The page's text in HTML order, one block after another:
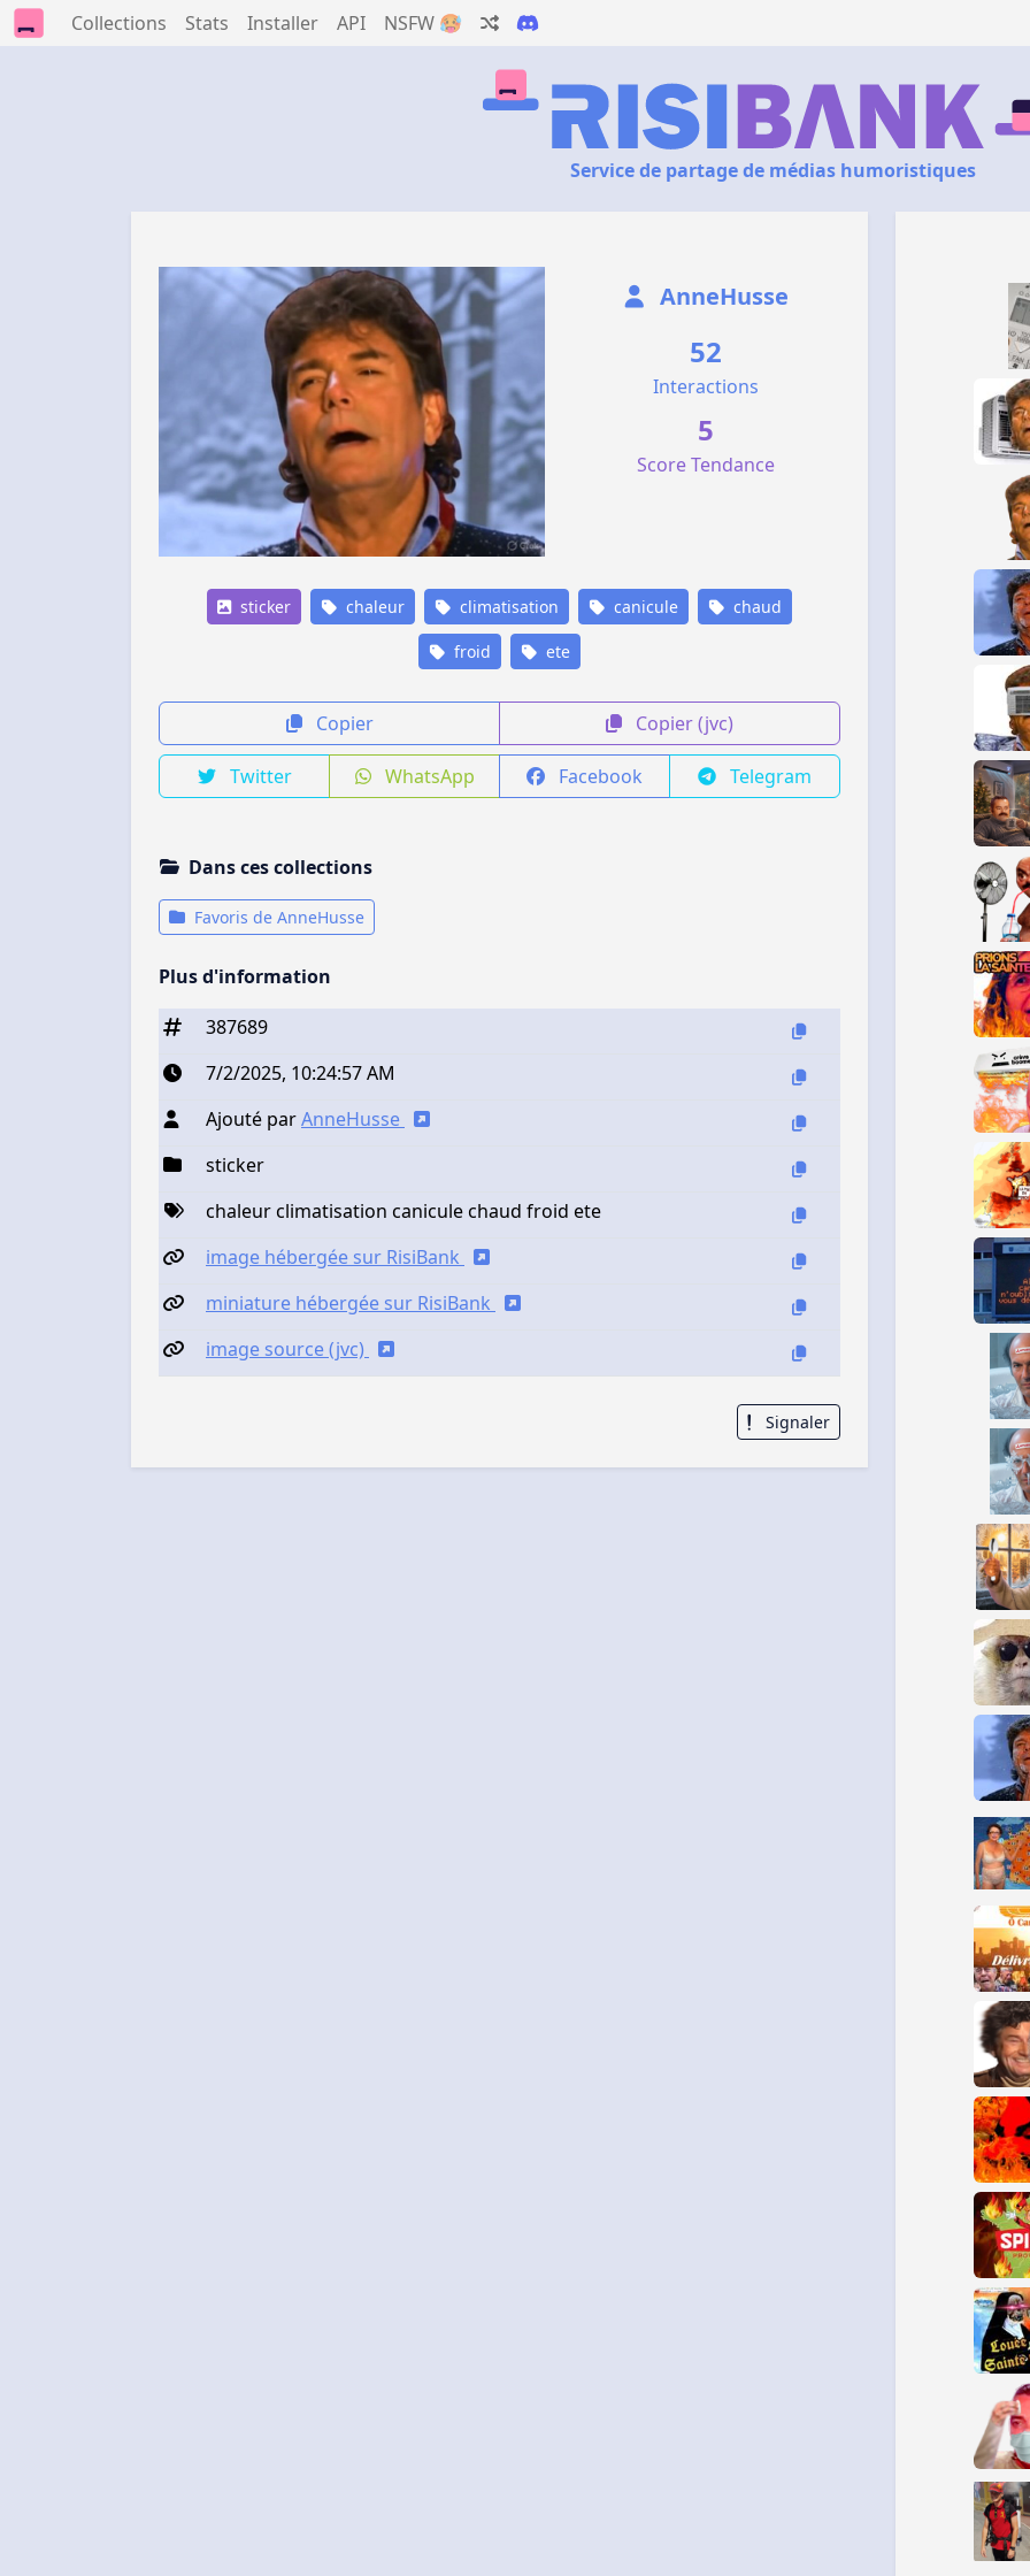
Collections Stats Installer API NSFW 🥵
Service de partage de médias humoristiques
AnneHusse
52
Interactions
5
Score Tendance
sticker chaleur climatisation canicule chaud
froid ete
Copier Copier (jvc)
Twitter WhatsApp Facebook Telegram
Dans ces collections
Favoris de AnneHusse
Plus d'information
387689
7/2/2025, 10:24:57 AM
Ajouté parAnneHusse
sticker
chaleur climatisation canicule chaud froid ete
image hébergée sur RisiBank
miniature hébergée sur RisiBank
image source (jvc)
Signaler